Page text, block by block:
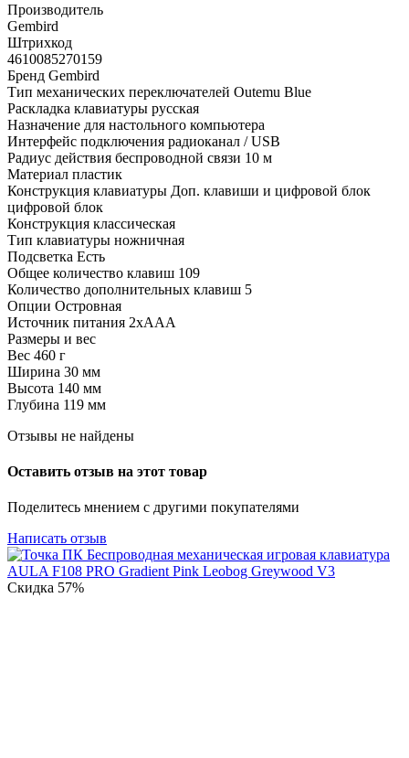
Производитель
Gembird
Штрихкод
4610085270159
Бренд Gembird
Тип механических переключателей Outemu Blue
Раскладка клавиатуры русская
Назначение для настольного компьютера
Интерфейс подключения радиоканал / USB
Радиус действия беспроводной связи 10 м
Материал пластик
Конструкция клавиатуры Доп. клавиши и цифровой блок
цифровой блок
Конструкция классическая
Тип клавиатуры ножничная
Подсветка Есть
Общее количество клавиш 109
Количество дополнительных клавиш 5
Опции Островная
Источник питания 2xAAA
Размеры и вес
Вес 460 г
Ширина 30 мм
Высота 140 мм
Глубина 119 мм
Отзывы не найдены
Оставить отзыв на этот товар
Поделитесь мнением с другими покупателями
Написать отзыв
Скидка 57%